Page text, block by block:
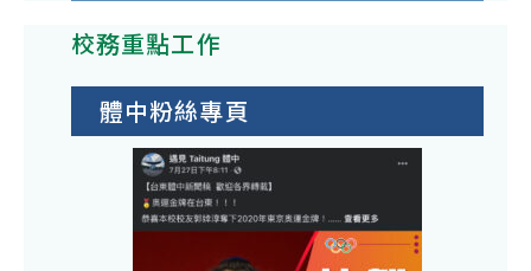
校務重點工作
體中粉絲專頁